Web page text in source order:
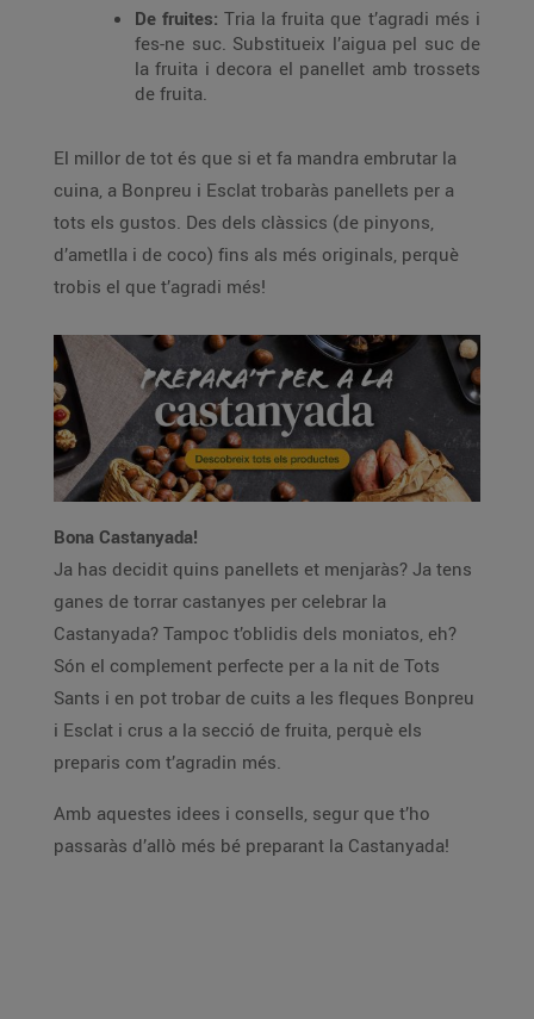
De fruites: Tria la fruita que t’agradi més i
fes-ne suc. Substitueix l’aigua pel suc de
la fruita i decora el panellet amb trossets
de fruita.
El millor de tot és que si et fa mandra embrutar la
cuina, a Bonpreu i Esclat trobaràs panellets per a
tots els gustos. Des dels clàssics (de pinyons,
d’ametlla i de coco) fins als més originals, perquè
trobis el que t’agradi més!
Bona Castanyada!
Ja has decidit quins panellets et menjaràs? Ja tens
ganes de torrar castanyes per celebrar la
Castanyada? Tampoc t’oblidis dels moniatos, eh?
Són el complement perfecte per a la nit de Tots
Sants i en pot trobar de cuits a les fleques Bonpreu
i Esclat i crus a la secció de fruita, perquè els
preparis com t’agradin més.
Amb aquestes idees i consells, segur que t’ho
passaràs d’allò més bé preparant la Castanyada!